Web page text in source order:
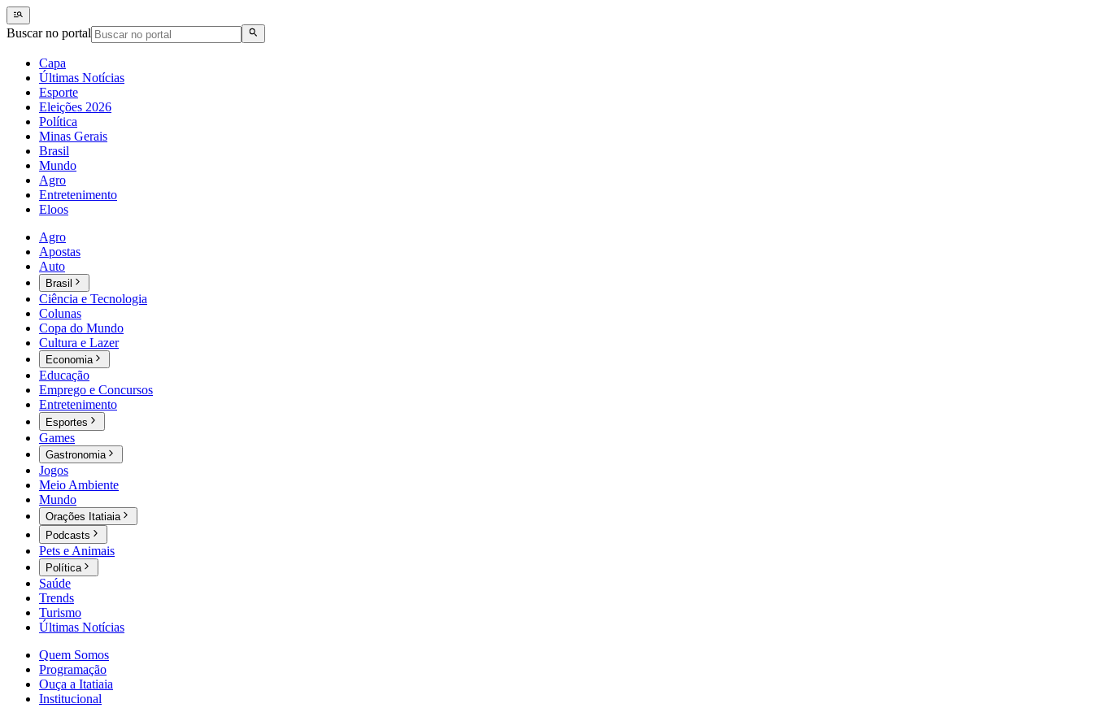
Buscar no portal
Capa
Últimas Notícias
Esporte
Eleições 2026
Política
Minas Gerais
Brasil
Mundo
Agro
Entretenimento
Eloos
Agro
Apostas
Auto
Brasil
Ciência e Tecnologia
Colunas
Copa do Mundo
Cultura e Lazer
Economia
Educação
Emprego e Concursos
Entretenimento
Esportes
Games
Gastronomia
Jogos
Meio Ambiente
Mundo
Orações Itatiaia
Podcasts
Pets e Animais
Política
Saúde
Trends
Turismo
Últimas Notícias
Quem Somos
Programação
Ouça a Itatiaia
Institucional